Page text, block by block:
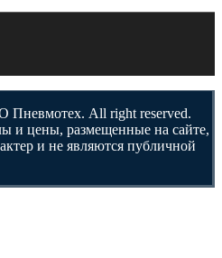
All right reserved.
и цены, размещенные на сайте,
и не являются публичной